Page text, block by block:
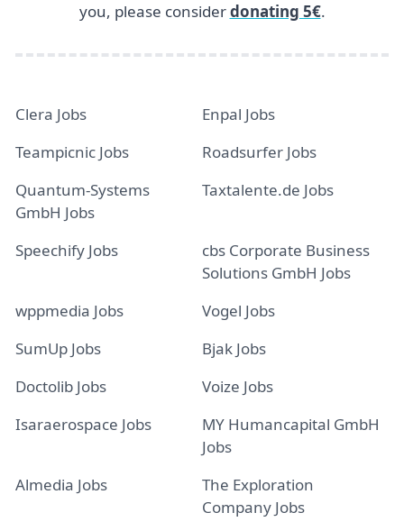
you, please considerdonating 5€.
Clera Jobs
Enpal Jobs
Teampicnic Jobs
Roadsurfer Jobs
Quantum-Systems
GmbH Jobs
Taxtalente.de Jobs
Speechify Jobs
cbs Corporate Business
Solutions GmbH Jobs
wppmedia Jobs
Vogel Jobs
SumUp Jobs
Bjak Jobs
Doctolib Jobs
Voize Jobs
Isaraerospace Jobs
MY Humancapital GmbH
Jobs
Almedia Jobs
The Exploration
Company Jobs